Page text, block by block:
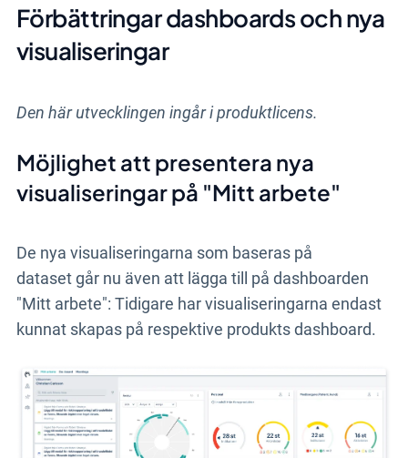
Förbättringar dashboards och nya
visualiseringar
Den här utvecklingen ingår i produktlicens.
Möjlighet att presentera nya
visualiseringar på "Mitt arbete"
De nya visualiseringarna som baseras på
dataset går nu även att lägga till på dashboarden
"Mitt arbete": Tidigare har visualiseringarna endast
kunnat skapas på respektive produkts dashboard.